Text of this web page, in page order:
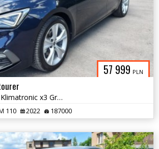
57 999 PLN
110ps.Fr Benzyna Klimatronic x3 GrzaneFoteleKierownica Kam.Cofania2022
110 2022 187000